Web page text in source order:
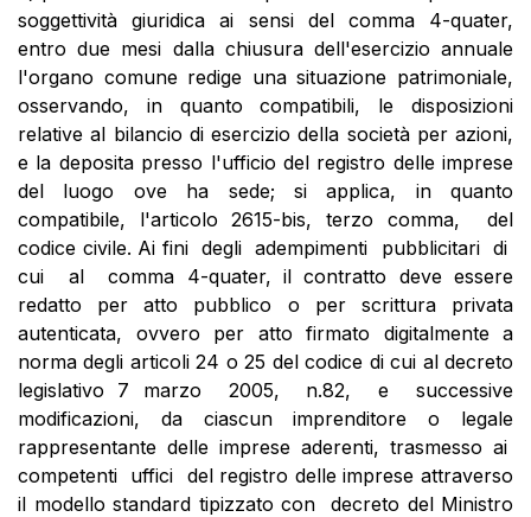
soggettività giuridica ai sensi del comma 4-quater,
entro due mesi dalla chiusura dell'esercizio annuale
l'organo comune redige una situazione patrimoniale,
osservando, in quanto compatibili, le disposizioni
relative al bilancio di esercizio della società per azioni,
e la deposita presso l'ufficio del registro delle imprese
del luogo ove ha sede; si applica, in quanto
compatibile, l'articolo 2615-bis, terzo comma, del
codice civile. Ai fini degli adempimenti pubblicitari di
cui al comma 4-quater, il contratto deve essere
redatto per atto pubblico o per scrittura privata
autenticata, ovvero per atto firmato digitalmente a
norma degli articoli 24 o 25 del codice di cui al decreto
legislativo 7 marzo 2005, n.82, e successive
modificazioni, da ciascun imprenditore o legale
rappresentante delle imprese aderenti, trasmesso ai
competenti uffici del registro delle imprese attraverso
il modello standard tipizzato con decreto del Ministro